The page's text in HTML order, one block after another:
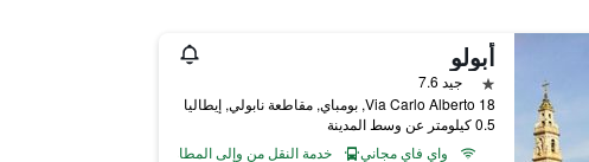
أبولو
نجمة واحدة
جيد 7.6
Via Carlo Alberto 18, بومباي, مقاطعة نابولي, إيطاليا
0.5 كيلومتر عن وسط المدينة
واي فاي مجاني
خدمة النقل من وإلى المطار